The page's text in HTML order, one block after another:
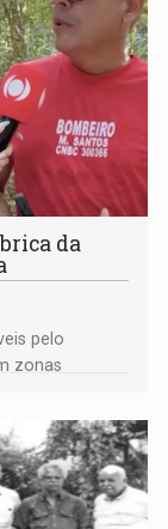
da
pelo
zonas